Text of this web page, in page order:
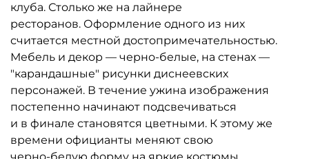
клуба. Столько же на лайнере
ресторанов. Оформление одного из них
считается местной достопримечательностью.
Мебель и декор — черно-белые, на стенах —
"карандашные" рисунки диснеевских
персонажей. В течение ужина изображения
постепенно начинают подсвечиваться
и в финале становятся цветными. К этому же
времени официанты меняют свою